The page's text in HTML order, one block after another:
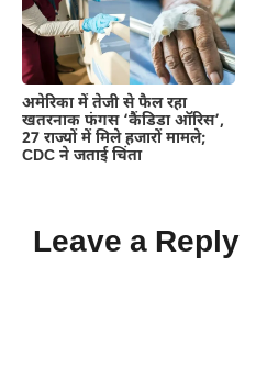
अमेरिका में तेजी से फैल रहा
खतरनाक फंगस ‘कैंडिडा ऑरिस’,
27 राज्यों में मिले हजारों मामले;
CDC ने जताई चिंता
Leave a Reply